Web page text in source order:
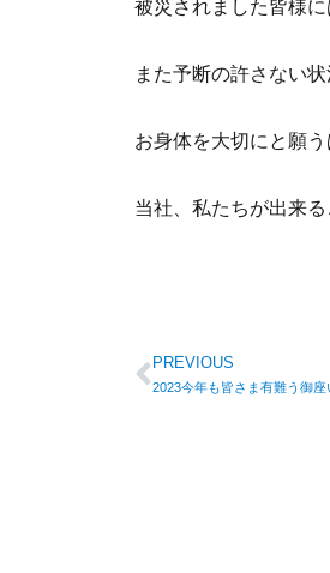
被災されました皆様
また予断の許さない
お身体を大切にと願
当社、私たちが出来
PREVIOUS
2023今年も皆さま有難う御座